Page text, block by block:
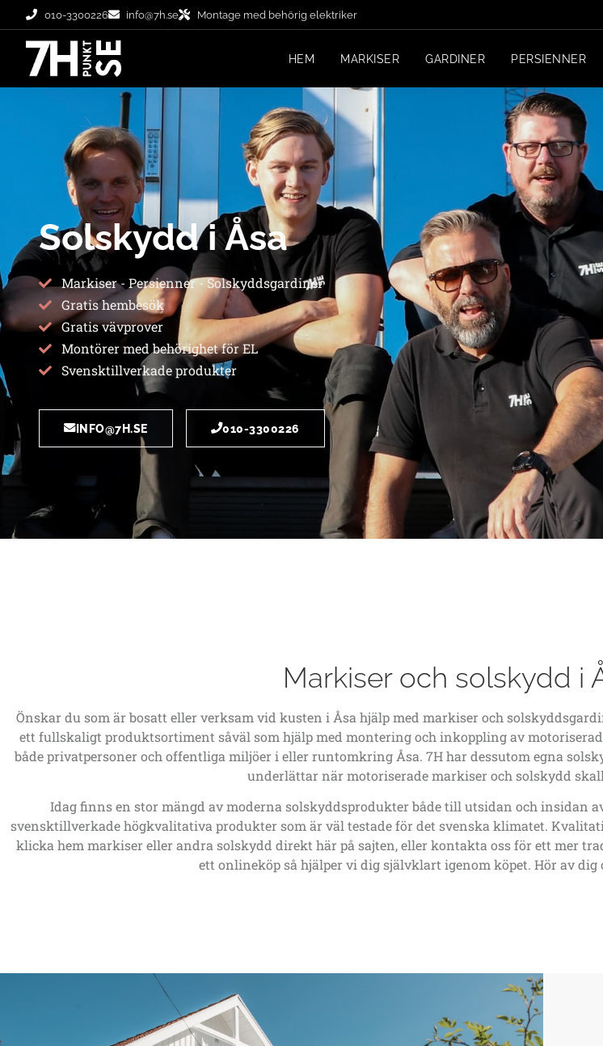
010-3300226 info@7h.se Montage med behörig elektriker
HEM MARKISER GARDINER PERSIENNER
Solskydd i Åsa
Markiser - Persienner - Solskyddsgardiner
Gratis hembesök
Gratis vävprover
Montörer med behörighet för EL
Svensktillverkade produkter
INFO@7H.SE 010-3300226
Markiser och solskydd i
Önskar du som är bosatt eller verksam vid kusten i Åsa hjälp med markiser och
ett fullskaligt produktsortiment såväl som hjälp med montering och inkoppling av
både privatpersoner och offentliga miljöer i eller runtomkring Åsa. 7H har dessutom egna
underlättar när motoriserade markiser och solskydd
Idag finns en stor mängd av moderna solskyddsprodukter både till utsidan och insidan
svensktillverkade högkvalitativa produkter som är väl testade för det svenska klimatet.
klicka hem markiser eller andra solskydd direkt här på sajten, eller kontakta oss för ett mer
ett onlineköp så hjälper vi dig självklart igenom köpet. Hör av dig